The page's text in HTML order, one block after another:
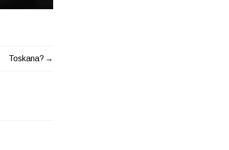
Toskana?